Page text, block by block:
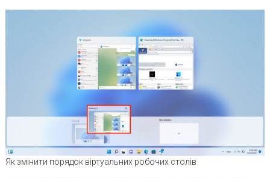
Як змінити порядок віртуальних робочих столів